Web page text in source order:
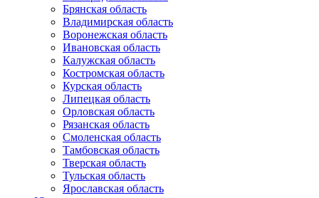
Брянская область
Владимирская область
Воронежская область
Ивановская область
Калужская область
Костромская область
Курская область
Липецкая область
Орловская область
Рязанская область
Смоленская область
Тамбовская область
Тверская область
Тульская область
Ярославская область